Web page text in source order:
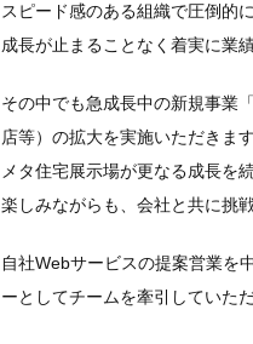
スピード感のある組織で圧倒的
成長が止まることなく着実に業
その中でも急成長中の新規事業
店等）の拡大を実施いただきます
メタ住宅展示場が更なる成長を
楽しみながらも、会社と共に挑
自社Webサービスの提案営業を
ーとしてチームを牽引していた